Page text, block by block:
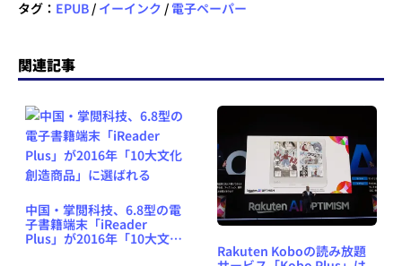
タグ： EPUB / イーインク / 電子ペーパー
関連記事
中国・掌閲科技、6.8型の電
子書籍端末「iReader
Plus」が2016年「10大文化
Rakuten Koboの読み放題